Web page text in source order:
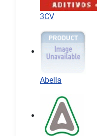
3CV
Abella